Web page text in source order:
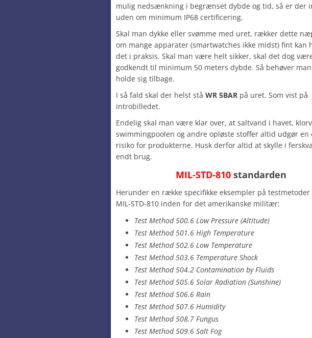
mulig nedsænkning i begrænset dybde og tid, så er der
uden om minimum IP68 certificering.
Skal man dykke eller svømme med uret, rækker dette
om mange apparater (smartwatches ikke midst) fint kan
det i praksis. Skal man være helt sikker, skal det dog
godkendt til minimum 50 meters dybde. Så behøver
holde sig tilbage.
I så fald skal der helst stå WR 5BAR på uret. Som vist på
introbilledet.
Endelig skal man være klar over, at saltvand i havet,
swimmingpoolen og andre opløste stoffer altid udgør en
risiko for produkterne. Husk derfor altid at skylle i
endt brug.
MIL-STD-810standarden
Herunder en række specifikke eksempler på
MIL-STD-810 inden for det amerikanske militær:
Test Method 500.6 Low Pressure (Altitude)
Test Method 501.6 High Temperature
Test Method 502.6 Low Temperature
Test Method 503.6 Temperature Shock
Test Method 504.2 Contamination by Fluids
Test Method 505.6 Solar Radiation (Sunshine)
Test Method 506.6 Rain
Test Method 507.6 Humidity
Test Method 508.7 Fungus
Test Method 509.6 Salt Fog